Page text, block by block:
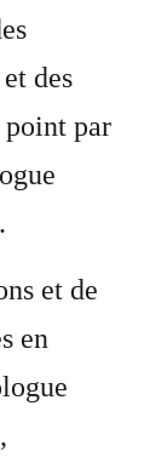
des
point par
et de
en